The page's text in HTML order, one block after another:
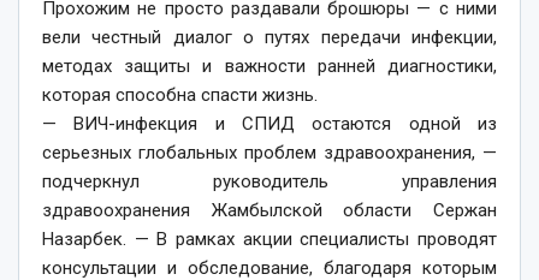
Прохожим не просто раздавали брошюры — с ними
вели честный диалог о путях передачи инфекции,
методах защиты и важности ранней диагностики,
которая способна спасти жизнь.
— ВИЧ-инфекция и СПИД остаются одной из
серьезных глобальных проблем здравоохранения, —
подчеркнул руководитель управления
здравоохранения Жамбылской области Сержан
Назарбек. — В рамках акции специалисты проводят
консультации и обследование, благодаря которым